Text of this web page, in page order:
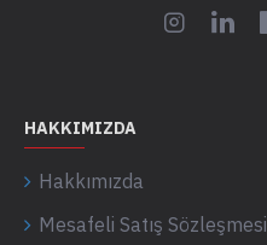
HAKKIMIZDA
Hakkımızda
Mesafeli Satış Sözleşmesi